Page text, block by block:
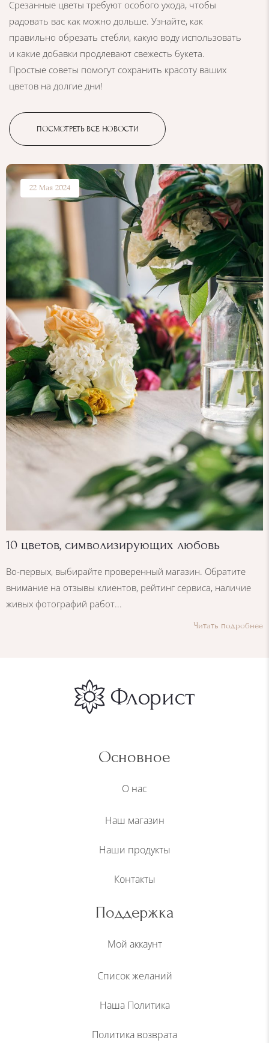
Срезанные цветы требуют особого ухода, чтобы
радовать вас как можно дольше. Узнайте, как
правильно обрезать стебли, какую воду использовать
и какие добавки продлевают свежесть букета.
Простые советы помогут сохранить красоту ваших
цветов на долгие дни!
ПОСМОТРЕТЬ ВСЕ НОВОСТИ
22 Мая 2024
10 цветов, символизирующих любовь
Во-первых, выбирайте проверенный магазин. Обратите
внимание на отзывы клиентов, рейтинг сервиса, наличие
живых фотографий работ...
Читать подробнее
Основное
О нас
Наш магазин
Наши продукты
Контакты
Поддержка
Мой аккаунт
Список желаний
Наша Политика
Политика возврата